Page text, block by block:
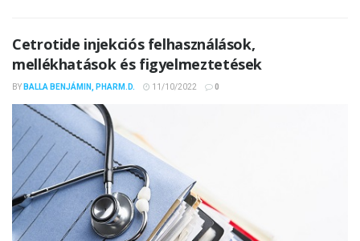
Cetrotide injekciós felhasználások,
mellékhatások és figyelmeztetések
BY BALLA BENJÁMIN, PHARM.D. 11/10/2022 0